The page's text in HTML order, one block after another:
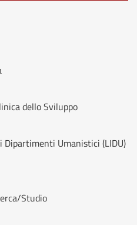
dello Sviluppo
Umanistici (LIDU)
Studio